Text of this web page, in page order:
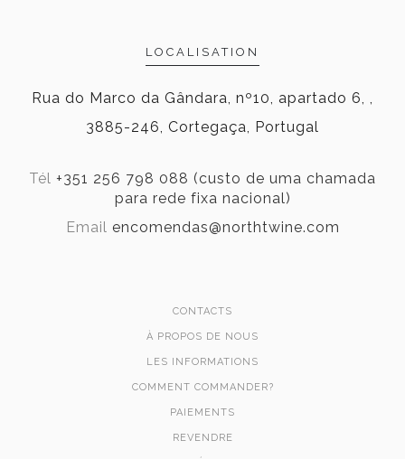
LOCALISATION
Rua do Marco da Gândara, nº10, apartado 6, ,
3885-246, Cortegaça, Portugal
Tél +351 256 798 088 (custo de uma chamada
para rede fixa nacional)
Email encomendas@northtwine.com
CONTACTS
À PROPOS DE NOUS
LES INFORMATIONS
COMMENT COMMANDER?
PAIEMENTS
REVENDRE